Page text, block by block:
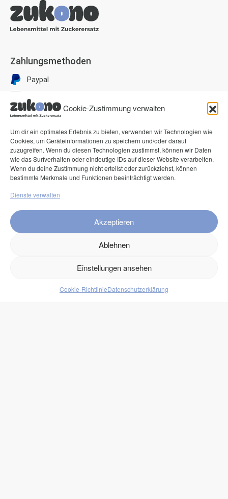
Cookie-Zustimmung verwalten
Um dir ein optimales Erlebnis zu bieten, verwenden wir Technologien wie
Cookies, um Geräteinformationen zu speichern und/oder darauf
zuzugreifen. Wenn du diesen Technologien zustimmst, können wir Daten
wie das Surfverhalten oder eindeutige IDs auf dieser Website verarbeiten.
Wenn du deine Zustimmung nicht erteilst oder zurückziehst, können
bestimmte Merkmale und Funktionen beeinträchtigt werden.
Dienste verwalten
Akzeptieren
Ablehnen
Einstellungen ansehen
Cookie-RichtlinieDatenschutzerklärung
Zahlungsmethoden
Paypal
Mastercard
Klarna Pay now
Klarna Rechnung
FAQ
Kontakt